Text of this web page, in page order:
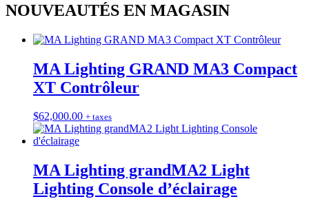
NOUVEAUTÉS EN MAGASIN
MA Lighting GRAND MA3 Compact
XT Contrôleur
$62,000.00 + taxes
MA Lighting grandMA2 Light
Lighting Console d’éclairage